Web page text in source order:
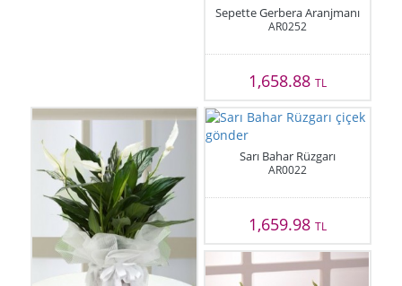
Sepette Gerbera Aranjmanı
AR0252
1,658.88 TL
Sarı Bahar Rüzgarı
AR0022
1,659.98 TL